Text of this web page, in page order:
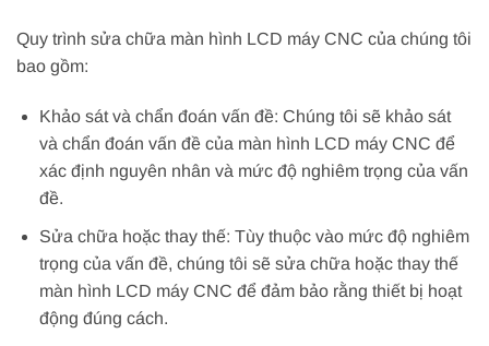
Quy trình sửa chữa màn hình LCD máy CNC của chúng tôi
bao gồm:
Khảo sát và chẩn đoán vấn đề: Chúng tôi sẽ khảo sát
và chẩn đoán vấn đề của màn hình LCD máy CNC để
xác định nguyên nhân và mức độ nghiêm trọng của vấn
đề.
Sửa chữa hoặc thay thế: Tùy thuộc vào mức độ nghiêm
trọng của vấn đề, chúng tôi sẽ sửa chữa hoặc thay thế
màn hình LCD máy CNC để đảm bảo rằng thiết bị hoạt
động đúng cách.